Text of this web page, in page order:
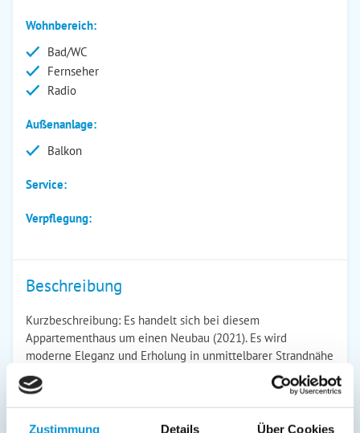
Zustimmung Details Über Cookies
Wohnbereich:
Bad/WC
Fernseher
Radio
Außenanlage:
Balkon
Service:
Verpflegung:
Beschreibung
Kurzbeschreibung: Es handelt sich bei diesem
Appartementhaus um einen Neubau (2021). Es wird
moderne Eleganz und Erholung in unmittelbarer Strandnähe
mit privatem Strandzugang geboten! In diesem Haus
können Sie die schönste Zeit des Jahres genießen.
Lagebeschreibung: Die Ferienwohnung ist direkt am Strand
sehr ruhig gelegen und doch in Laufnähe zum Stadtkern